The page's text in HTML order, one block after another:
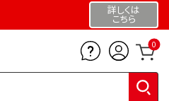
詳しくは
こちら
0